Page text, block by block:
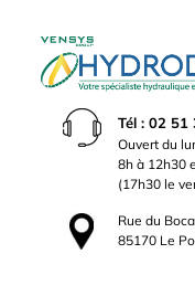
Tél : 02 51
Ouvert du
8h à 12h30
(17h30 le
Rue du
85170 Le